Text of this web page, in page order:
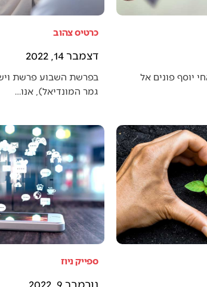
יוסף פונים אל
כרטיס צהוב
דצמבר 14, 2022
בפרשת השבוע פרשת
גמר המונדיאל), אנו…
ספייק ניוז
נובמבר 9, 2022